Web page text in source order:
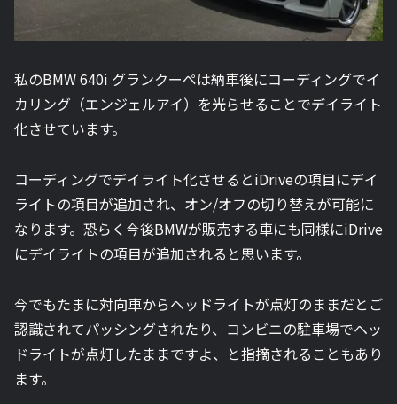
私のBMW 640i グランクーペは納車後にコーディングでイ
カリング（エンジェルアイ）を光らせることでデイライト
化させています。
コーディングでデイライト化させるとiDriveの項目にデイ
ライトの項目が追加され、オン/オフの切り替えが可能に
なります。恐らく今後BMWが販売する車にも同様にiDrive
にデイライトの項目が追加されると思います。
今でもたまに対向車からヘッドライトが点灯のままだとご
認識されてパッシングされたり、コンビニの駐車場でヘッ
ドライトが点灯したままですよ、と指摘されることもあり
ます。